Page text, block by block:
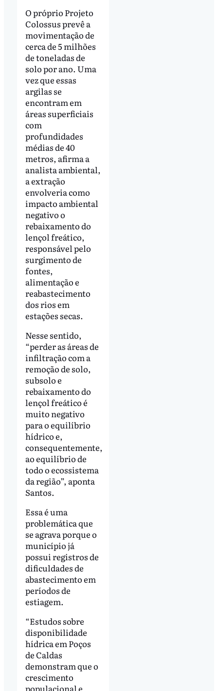
O próprio Projeto
Colossus prevê a
movimentação de
cerca de 5 milhões
de toneladas de
solo por ano. Uma
vez que essas
argilas se
encontram em
áreas superficiais
com
profundidades
médias de 40
metros, afirma a
analista ambiental,
a extração
envolveria como
impacto ambiental
negativo o
rebaixamento do
lençol freático,
responsável pelo
surgimento de
fontes,
alimentação e
reabastecimento
dos rios em
estações secas.
Nesse sentido,
“perder as áreas de
infiltração com a
remoção de solo,
subsolo e
rebaixamento do
lençol freático é
muito negativo
para o equilíbrio
hídrico e,
consequentemente,
ao equilíbrio de
todo o ecossistema
da região”, aponta
Santos.
Essa é uma
problemática que
se agrava porque o
município já
possui registros de
dificuldades de
abastecimento em
períodos de
estiagem.
“Estudos sobre
disponibilidade
hídrica em Poços
de Caldas
demonstram que o
crescimento
populacional e